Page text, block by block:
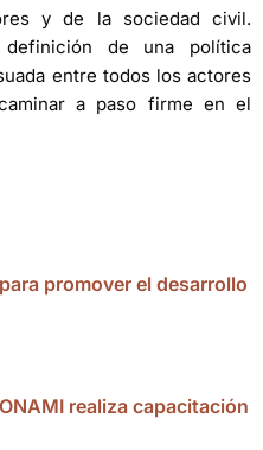
y de la sociedad civil.
de una política
entre todos los actores
a paso firme en el
promover el desarrollo
realiza capacitación